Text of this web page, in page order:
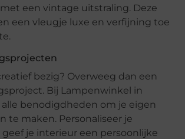
een vintage uitstraling. Deze
een vleugje luxe en verfijning toe
bezig? Overweeg dan een
Bij Lampenwinkel in
alle benodigdheden om je eigen
te maken. Personaliseer je
je interieur een persoonlijke